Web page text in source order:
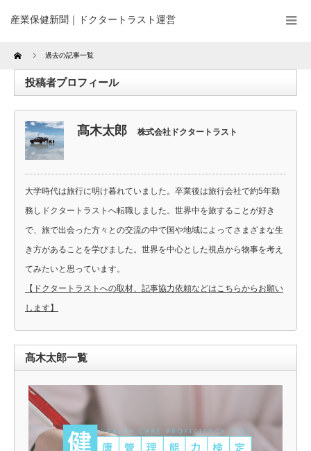
産業保健新聞｜ドクタートラスト運営
Home 過去の記事一覧
投稿者プロフィール
髙木太郎 株式会社ドクタートラスト
大学時代は旅行に明け暮れていました。卒業後は旅行会社で約5年勤
務しドクタートラストへ転職しました。世界中を旅することが好き
で、旅で出会った方々との交流の中で国や地域によってさまざまな生
き方があることを学びました。世界を中心とした視点から物事を考え
てみたいと思っています。
【ドクタートラストへの取材、記事協力依頼などはこちらからお願い
します】
髙木太郎一覧